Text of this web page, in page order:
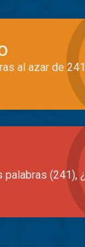
al azar de
palabras (241),